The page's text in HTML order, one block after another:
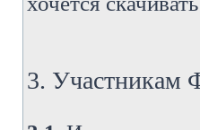
3. Участникам